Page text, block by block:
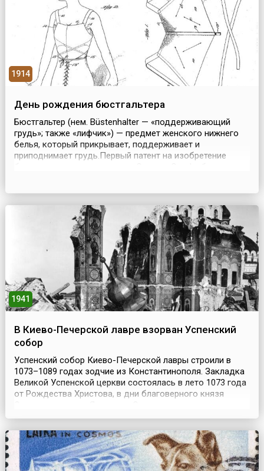
1914
День рождения бюстгальтера
Бюстгальтер (нем. Büstenhalter — «поддерживающий
грудь»; также «лифчик») — предмет женского нижнего
белья, который прикрывает, поддерживает и
приподнимает грудь.Первый патент на изобретение
1941
В Киево-Печерской лавре взорван Успенский
собор
Успенский собор Киево-Печерской лавры строили в
1073–1089 годах зодчие из Константинополя. Закладка
Великой Успенской церкви состоялась в лето 1073 года
от Рождества Христова, в дни благоверного князя
сопровождались многими чудесами.Торжественное
Законченный храм вызвал неописуемый восторг
современ...